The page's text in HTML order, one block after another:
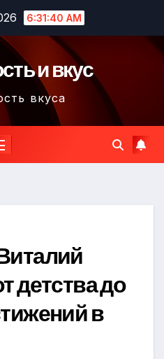
6:31:41 AM
и вкус
вкуса
детства до
в